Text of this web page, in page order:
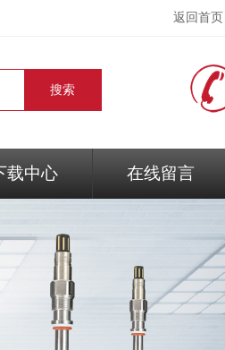
返回首页
载中心 在线留言